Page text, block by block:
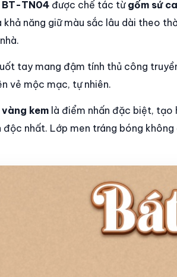
BT-TN04được chế tác từ gốm sứ
khả năng giữ màu sắc lâu dài theo
tay mang đậm tính thủ công
vẻ mộc mạc, tự nhiên.
kemlà điểm nhấn đặc biệt, tạo
độc nhất. Lớp men tráng bóng